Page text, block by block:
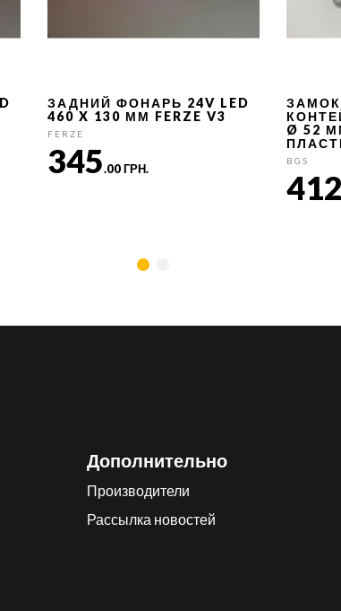
ЗАДНИЙ ФОНАРЬ 24V LED
460 X 130 ММ FERZE V3
FERZE
345.00 ГРН.
Ø 52
BGS
Дополнительно
Производители
Рассылка новостей